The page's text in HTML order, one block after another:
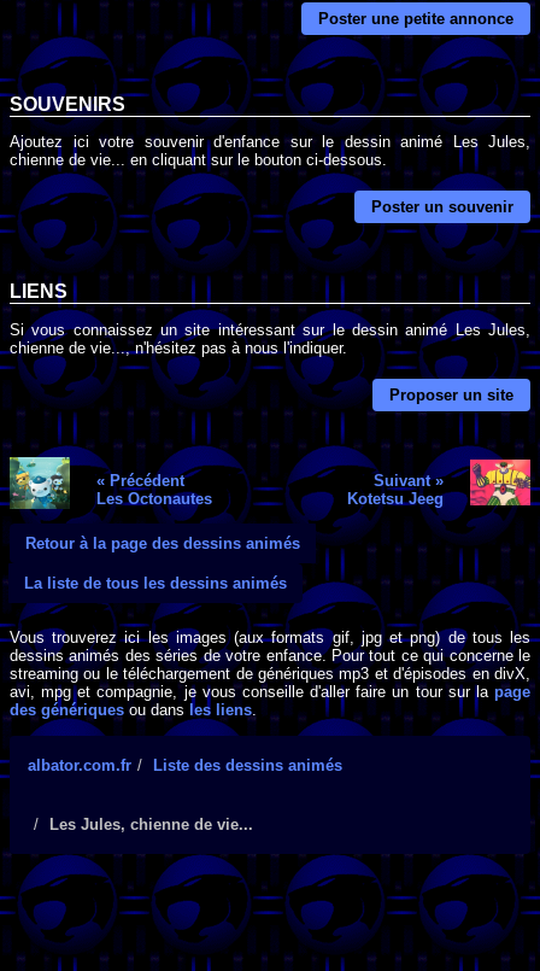
Poster une petite annonce
SOUVENIRS
Ajoutez ici votre souvenir d'enfance sur le dessin animé Les Jules,
chienne de vie... en cliquant sur le bouton ci-dessous.
Poster un souvenir
LIENS
Si vous connaissez un site intéressant sur le dessin animé Les Jules,
chienne de vie..., n'hésitez pas à nous l'indiquer.
Proposer un site
« Précédent
Les Octonautes
Suivant »
Kotetsu Jeeg
Retour à la page des dessins animés
La liste de tous les dessins animés
Vous trouverez ici les images (aux formats gif, jpg et png) de tous les
dessins animés des séries de votre enfance. Pour tout ce qui concerne le
streaming ou le téléchargement de génériques mp3 et d'épisodes en divX,
avi, mpg et compagnie, je vous conseille d'aller faire un tour sur la page
des génériques ou dans les liens.
albator.com.fr Liste des dessins animés
Les Jules, chienne de vie...